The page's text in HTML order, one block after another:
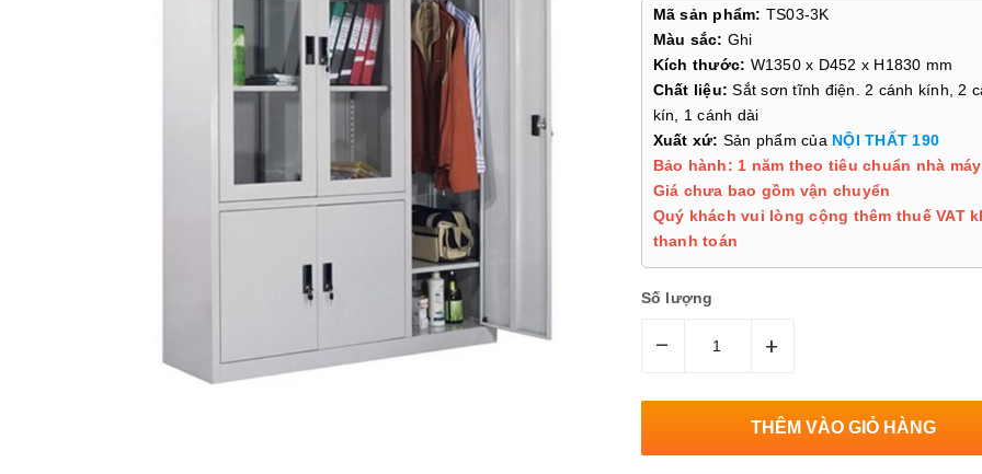
Mã sản phẩm: TS03-3K
Màu sắc: Ghi
Kích thước: W1350 x D452 x H1830 mm
Chất liệu: Sắt sơn tĩnh điện. 2 cánh kính, 2
kín, 1 cánh dài
Xuất xứ: Sản phẩm của NỘI THẤT 190
Bảo hành: 1 năm theo tiêu chuẩn nhà máy
Giá chưa bao gồm vận chuyển
Quý khách vui lòng cộng thêm thuế VAT
thanh toán
Số lượng
– +
THÊM VÀO GIỎ HÀNG